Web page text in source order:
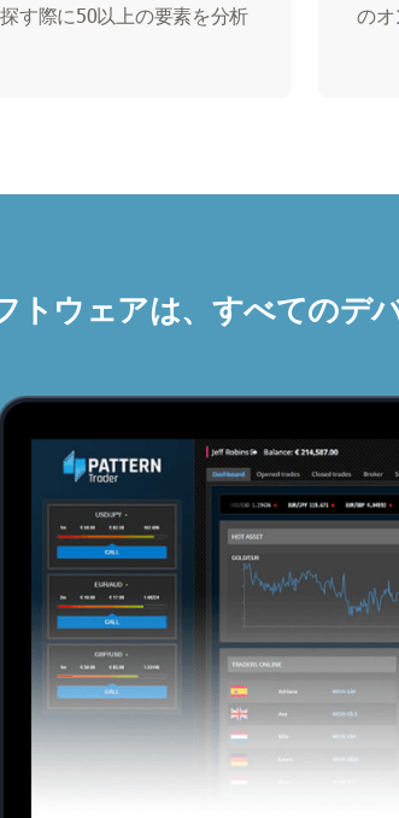
す際に50以上の要素を分析
のオ
トウェアは、すべてのデ